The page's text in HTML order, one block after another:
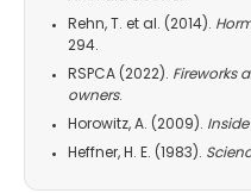
Rehn, T. et al. (2014).
294.
RSPCA (2022). Fireworks
owners.
Horowitz, A. (2009).
Heffner, H. E. (1983).